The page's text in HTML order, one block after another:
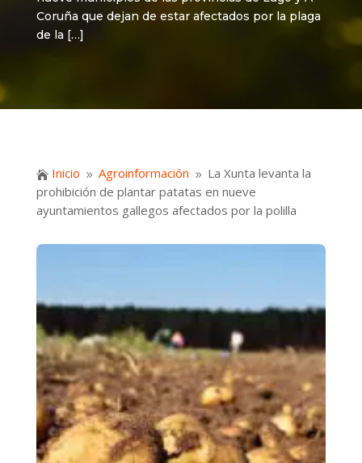
Coruña que dejan de estar afectados por la plaga
de la […]
 Inicio 9 Agroinformación 9 La Xunta levanta la
prohibición de plantar patatas en nueve
ayuntamientos gallegos afectados por la polilla